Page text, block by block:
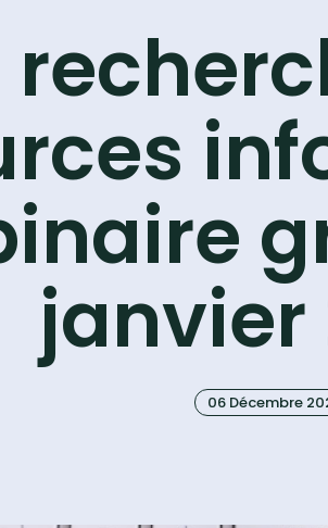
janvier
06 Décembre